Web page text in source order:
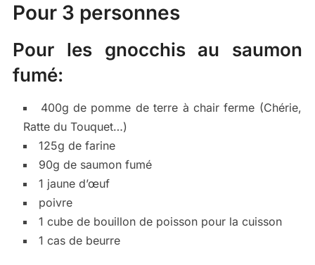
Pour 3 personnes
Pour les gnocchis au saumon
fumé:
400g de pomme de terre à chair ferme (Chérie,
Ratte du Touquet…)
125g de farine
90g de saumon fumé
1 jaune d’œuf
poivre
1 cube de bouillon de poisson pour la cuisson
1 cas de beurre